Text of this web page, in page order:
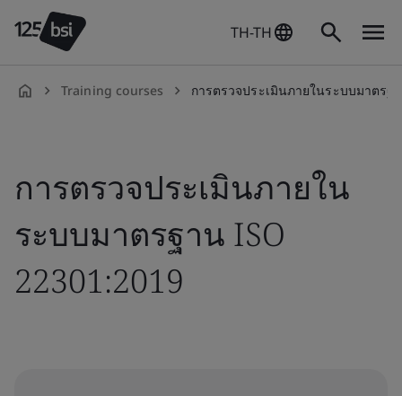
TH-TH
Training courses การตรวจประเมินภายในระบบมาตรฐา
การตรวจประเมินภายใน
ระบบมาตรฐาน ISO
22301:2019